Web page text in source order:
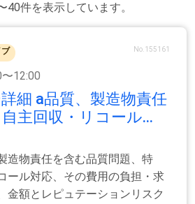
件を表示しています。
ブ No.155161
12:00
細 a品質、製造物責任
自主回収・リコール...
造物責任を含む品質問題、特
ール対応、その費用の負担・求
金額とレピュテーションリスク